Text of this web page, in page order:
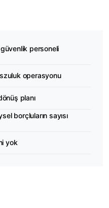
personeli
operasyonu
planı
borçluların sayısı
yok